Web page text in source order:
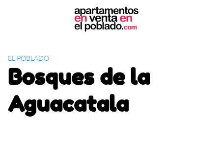
EL POBLADO
Bosques de la
Aguacatala